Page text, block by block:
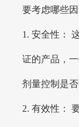
要考虑哪些因
1. 安全性：
证的产品，
剂量控制是
2. 有效性：